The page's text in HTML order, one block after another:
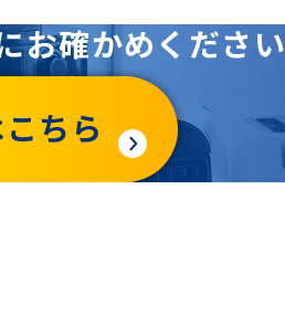
お確かめください
ちら